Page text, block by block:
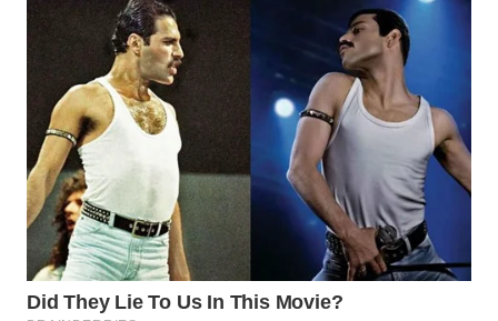
WN
PRIANGAN
TIMUR
WN
SEMARANG
WN
SOLO
WN